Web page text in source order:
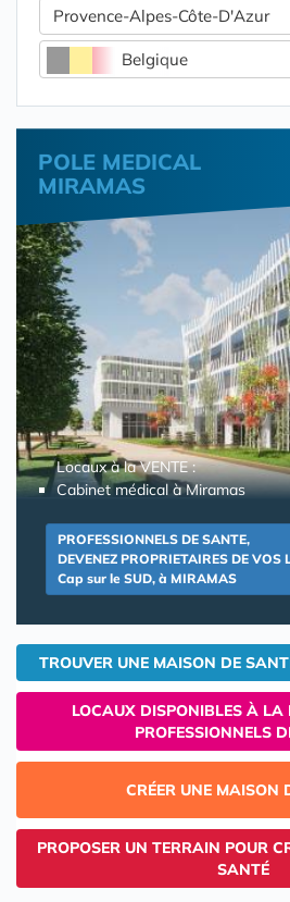
Provence-Alpes-Côte-D'Azur
Belgique
POLE MEDICAL
MIRAMAS
Locaux à la VENTE :
Cabinet médical à Miramas
PROFESSIONNELS DE SANTE,
DEVENEZ PROPRIETAIRES DE VOS
Cap sur le SUD, à MIRAMAS
TROUVER UNE MAISON DE
LOCAUX DISPONIBLES À LA
PROFESSIONNELS
CRÉER UNE MAISON
PROPOSER UN TERRAIN POUR
SANTÉ